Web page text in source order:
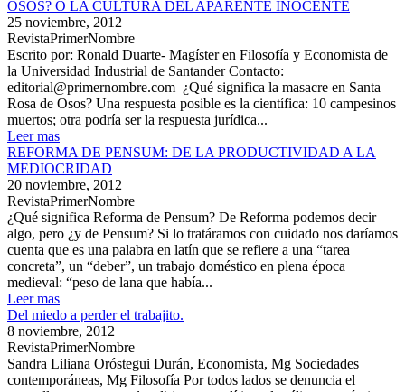
OSOS? O LA CULTURA DEL APARENTE INOCENTE
25 noviembre, 2012
RevistaPrimerNombre
Escrito por: Ronald Duarte- Magíster en Filosofía y Economista de
la Universidad Industrial de Santander Contacto:
editorial@primernombre.com ¿Qué significa la masacre en Santa
Rosa de Osos? Una respuesta posible es la científica: 10 campesinos
muertos; otra podría ser la respuesta jurídica...
Leer mas
REFORMA DE PENSUM: DE LA PRODUCTIVIDAD A LA
MEDIOCRIDAD
20 noviembre, 2012
RevistaPrimerNombre
¿Qué significa Reforma de Pensum? De Reforma podemos decir
algo, pero ¿y de Pensum? Si lo tratáramos con cuidado nos daríamos
cuenta que es una palabra en latín que se refiere a una “tarea
concreta”, un “deber”, un trabajo doméstico en plena época
medieval: “peso de lana que había...
Leer mas
Del miedo a perder el trabajito.
8 noviembre, 2012
RevistaPrimerNombre
Sandra Liliana Oróstegui Durán, Economista, Mg Sociedades
contemporáneas, Mg Filosofía Por todos lados se denuncia el